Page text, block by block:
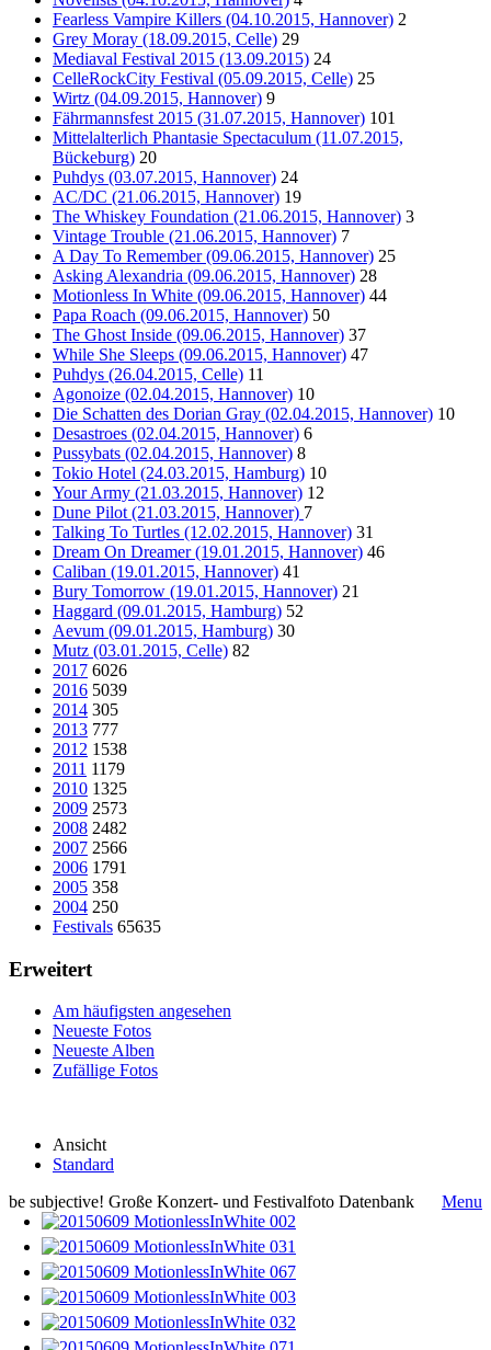
Fearless Vampire Killers (04.10.2015, Hannover) 2
Grey Moray (18.09.2015, Celle) 29
Mediaval Festival 2015 (13.09.2015) 24
CelleRockCity Festival (05.09.2015, Celle) 25
Wirtz (04.09.2015, Hannover) 9
Fährmannsfest 2015 (31.07.2015, Hannover) 101
Mittelalterlich Phantasie Spectaculum (11.07.2015,
Bückeburg) 20
Puhdys (03.07.2015, Hannover) 24
AC/DC (21.06.2015, Hannover) 19
The Whiskey Foundation (21.06.2015, Hannover) 3
Vintage Trouble (21.06.2015, Hannover) 7
A Day To Remember (09.06.2015, Hannover) 25
Asking Alexandria (09.06.2015, Hannover) 28
Motionless In White (09.06.2015, Hannover) 44
Papa Roach (09.06.2015, Hannover) 50
The Ghost Inside (09.06.2015, Hannover) 37
While She Sleeps (09.06.2015, Hannover) 47
Puhdys (26.04.2015, Celle) 11
Agonoize (02.04.2015, Hannover) 10
Die Schatten des Dorian Gray (02.04.2015, Hannover) 10
Desastroes (02.04.2015, Hannover) 6
Pussybats (02.04.2015, Hannover) 8
Tokio Hotel (24.03.2015, Hamburg) 10
Your Army (21.03.2015, Hannover) 12
Dune Pilot (21.03.2015, Hannover) 7
Talking To Turtles (12.02.2015, Hannover) 31
Dream On Dreamer (19.01.2015, Hannover) 46
Caliban (19.01.2015, Hannover) 41
Bury Tomorrow (19.01.2015, Hannover) 21
Haggard (09.01.2015, Hamburg) 52
Aevum (09.01.2015, Hamburg) 30
Mutz (03.01.2015, Celle) 82
2017 6026
2016 5039
2014 305
2013 777
2012 1538
2011 1179
2010 1325
2009 2573
2008 2482
2007 2566
2006 1791
2005 358
2004 250
Festivals 65635
Erweitert
Am häufigsten angesehen
Neueste Fotos
Neueste Alben
Zufällige Fotos
Ansicht
Standard
be subjective! Große Konzert- und Festivalfoto Datenbank
Menu